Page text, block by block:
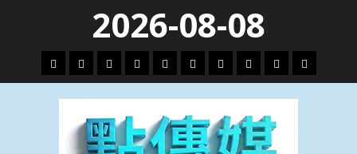
content
2026-08-08
頭
條
財
經
地
方.
會
文
教.
技
專
題
娛
樂
劇
政
治
國
際
運
動
生
活